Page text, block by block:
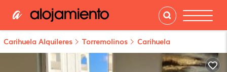
Carihuela Alquileres Torremolinos Carihuela